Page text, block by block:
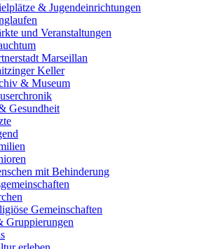
& Jugendeinrichtungen
und Veranstaltungen
Marseillan
Keller
& Museum
Gesundheit
mit Behinderung
Gemeinschaften
Gruppierungen